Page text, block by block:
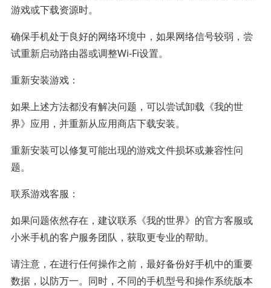
游戏或下载资源时。
确保手机处于良好的网络环境中，如果网络信号较弱，尝
试重新启动路由器或调整Wi-Fi设置。
重新安装游戏：
如果上述方法都没有解决问题，可以尝试卸载《我的世
界》应用，并重新从应用商店下载安装。
重新安装可以修复可能出现的游戏文件损坏或兼容性问
题。
联系游戏客服：
如果问题依然存在，建议联系《我的世界》的官方客服或
小米手机的客户服务团队，获取更专业的帮助。
请注意，在进行任何操作之前，最好备份好手机中的重要
数据，以防万一。同时，不同的手机型号和操作系统版本